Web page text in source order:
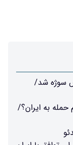
سوژه شد/
به ایران؟/